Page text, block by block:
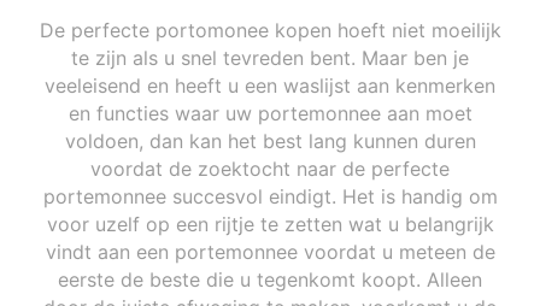
De perfecte portomonee kopen hoeft niet moeilijk
te zijn als u snel tevreden bent. Maar ben je
veeleisend en heeft u een waslijst aan kenmerken
en functies waar uw portemonnee aan moet
voldoen, dan kan het best lang kunnen duren
voordat de zoektocht naar de perfecte
portemonnee succesvol eindigt. Het is handig om
voor uzelf op een rijtje te zetten wat u belangrijk
vindt aan een portemonnee voordat u meteen de
eerste de beste die u tegenkomt koopt. Alleen